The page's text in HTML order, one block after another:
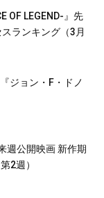
OF LEGEND-』先
ランキング（3月
ジョン・F・ドノ
週公開映画 新作期
2週）